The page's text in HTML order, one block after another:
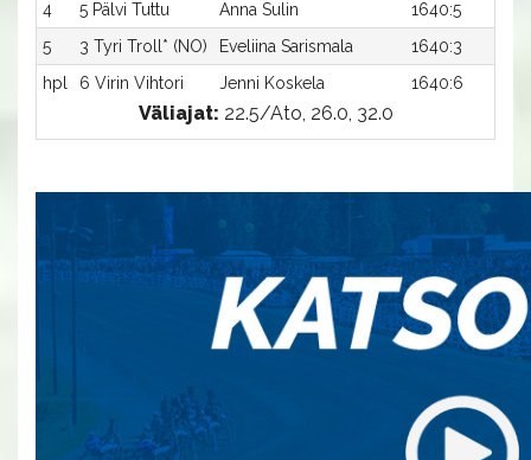
4
5 Pälvi Tuttu Anna Sulin 1640:5
5
3 Tyri Troll* (NO) Eveliina Sarismala 1640:3
hpl
6 Virin Vihtori Jenni Koskela 1640:6
Väliajat: 22.5/Ato, 26.0, 32.0